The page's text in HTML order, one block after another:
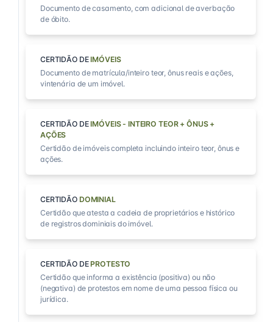
Documento de casamento, com adicional de averbação
de óbito.
CERTIDÃO DEIMÓVEIS
Documento de matrícula/inteiro teor, ônus reais e ações,
vintenária de um imóvel.
CERTIDÃO DEIMÓVEIS - INTEIRO TEOR + ÔNUS +
AÇÕES
Certidão de imóveis completa incluindo inteiro teor, ônus e
ações.
CERTIDÃO DOMINIAL
Certidão que atesta a cadeia de proprietários e histórico
de registros dominiais do imóvel.
CERTIDÃO DEPROTESTO
Certidão que informa a existência (positiva) ou não
(negativa) de protestos em nome de uma pessoa física ou
jurídica.